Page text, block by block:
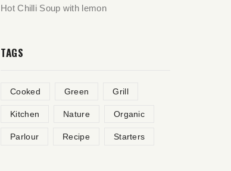
Hot Chilli Soup with lemon
TAGS
Cooked Green Grill
Kitchen Nature Organic
Parlour Recipe Starters